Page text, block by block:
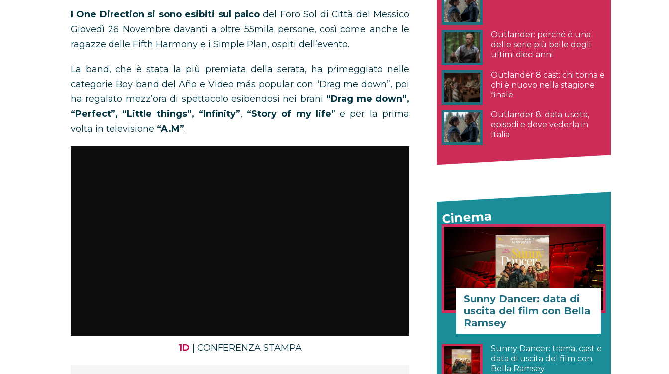
I One Direction si sono esibiti sul palco del Foro Sol di Città del Messico
Giovedì 26 Novembre davanti a oltre 55mila persone, così come anche le
ragazze delle Fifth Harmony e i Simple Plan, ospiti dell’evento.
La band, che è stata la più premiata della serata, ha primeggiato nelle
categorie Boy band del Año e Video más popular con “Drag me down”, poi
ha regalato mezz’ora di spettacolo esibendosi nei brani “Drag me down”,
“Perfect”, “Little things”, “Infinity”, “Story of my life” e per la prima
volta in televisione “A.M”.
1D | CONFERENZA STAMPA
Outlander: perché è una
delle serie più belle degli
ultimi dieci anni
Outlander 8 cast: chi torna e
chi è nuovo nella stagione
finale
Outlander 8: data uscita,
episodi e dove vederla in
Italia
Cinema
Sunny Dancer: data di
uscita del film con Bella
Ramsey
Sunny Dancer: trama, cast e
data di uscita del film con
Bella Ramsey